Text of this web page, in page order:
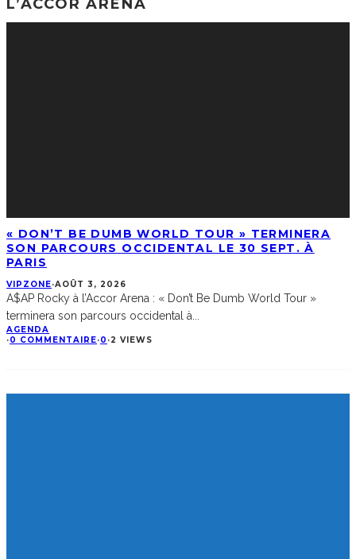
L’ACCOR ARENA
« DON’T BE DUMB WORLD TOUR » TERMINERA
SON PARCOURS OCCIDENTAL LE 30 SEPT. À
PARIS
VIPZONE·AOÛT 3, 2026
A$AP Rocky à l’Accor Arena : « Don’t Be Dumb World Tour »
terminera son parcours occidental à
AGENDA
·0 COMMENTAIRE·0 ·2 VIEWS